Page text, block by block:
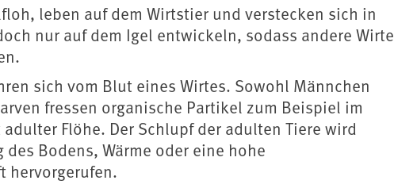
leben auf dem Wirtstier und verstecken sich in
nur auf dem Igel entwickeln, sodass andere Wirte
sich vom Blut eines Wirtes. Sowohl Männchen
fressen organische Partikel zum Beispiel im
Flöhe. Der Schlupf der adulten Tiere wird
Bodens, Wärme oder eine hohe
hervorgerufen.